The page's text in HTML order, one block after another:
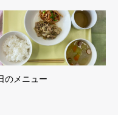
のメニュー